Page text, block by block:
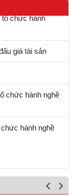
chức hành